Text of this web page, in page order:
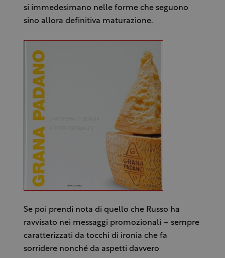
si immedesimano nelle forme che seguono
sino allora definitiva maturazione.
Se poi prendi nota di quello che Russo ha
ravvisato nei messaggi promozionali – sempre
caratterizzati da tocchi di ironia che fa
sorridere nonché da aspetti davvero